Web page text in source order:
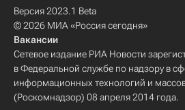
Версия 2023.1 Beta
© 2026 МИА «Россия сегодня»
Вакансии
Сетевое издание РИА Новости
в Федеральной службе по надзору в
информационных технологий и
(Роскомнадзор) 08 апреля 2014 года.